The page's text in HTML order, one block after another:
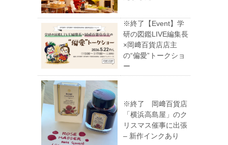
※終了【Event】学
研の図鑑LIVE編集長
×岡﨑百貨店店主
の“偏愛”トークショ
ー
※終了 岡﨑百貨店
「横浜高島屋」のク
リスマス催事に出張
– 新作インクあり